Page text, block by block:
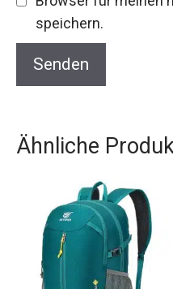
speichern.
Ähnliche